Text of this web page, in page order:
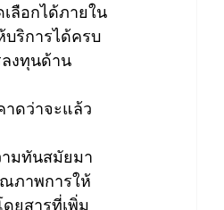
ลือกได้ภายใน
บริการได้ครบ
งทุนด้าน
าดว่าจะแล้ว
ามทันสมัยมา
ภาพการให้
ยสารที่เพิ่ม